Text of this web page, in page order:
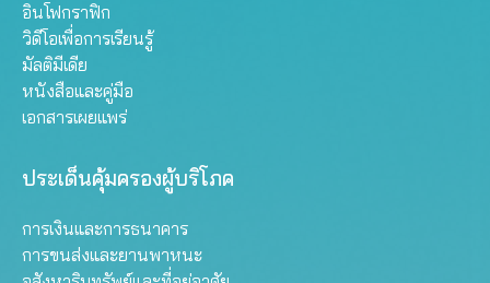
อินโฟกราฟิก
วิดีโอเพื่อการเรียนรู้
มัลติมีเดีย
หนังสือและคู่มือ
เอกสารเผยแพร่
ประเด็นคุ้มครองผู้บริโภค
การเงินและการธนาคาร
การขนส่งและยานพาหนะ